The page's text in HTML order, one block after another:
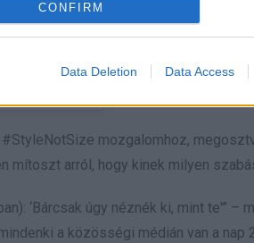
CONFIRM
Data Deletion Data Access
mozgalomhoz,
mítoszt arról, hogy kinek milyen
‘Bárcsak úgy néznék ki, mint te'” –
a közösségi médián van a nap